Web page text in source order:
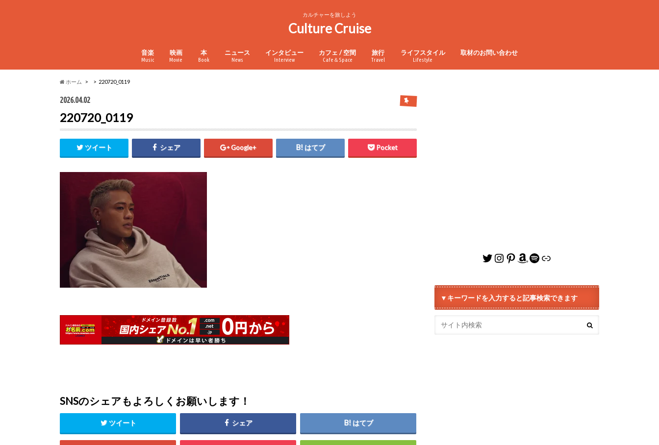
カルチャーを旅しよう
Culture Cruise
音楽
Music
映画
Movie
本
Book
ニュース
News
インタビュー
Interview
カフェ / 空間
Cafe＆Space
旅行
Travel
ライフスタイル
Lifestyle
取材のお問い合わせ
ホーム 220720_0119
2026.04.02
220720_0119
ツイート シェア Google+ はてブ Pocket
SNSのシェアもよろしくお願いします！
ツイート シェア はてブ
Twitter
Instagram
Pinterest
Amazon
Spotify
リンク
▼キーワードを入力すると記事検索できます